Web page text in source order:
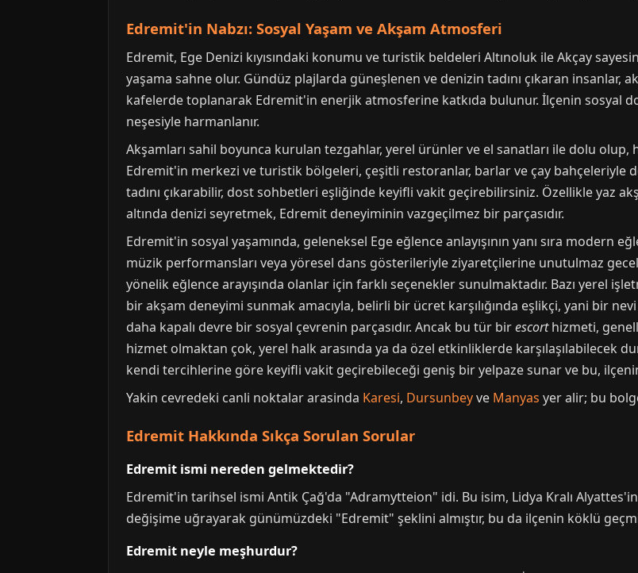
Edremit'in Nabzı: Sosyal Yaşam ve Akşam Atmosferi
Edremit, Ege Denizi kıyısındaki konumu ve turistik beldeleri Altınoluk ile Akçay
yaşama sahne olur. Gündüz plajlarda güneşlenen ve denizin tadını çıkaran insanlar,
kafelerde toplanarak Edremit'in enerjik atmosferine katkıda bulunur. İlçenin sosyal
neşesiyle harmanlanır.
Akşamları sahil boyunca kurulan tezgahlar, yerel ürünler ve el sanatları ile dolu
Edremit'in merkezi ve turistik bölgeleri, çeşitli restoranlar, barlar ve çay bahçeleriyle
tadını çıkarabilir, dost sohbetleri eşliğinde keyifli vakit geçirebilirsiniz. Özellikle yaz
altında denizi seyretmek, Edremit deneyiminin vazgeçilmez bir parçasıdır.
Edremit'in sosyal yaşamında, geleneksel Ege eğlence anlayışının yanı sıra modern
müzik performansları veya yöresel dans gösterileriyle ziyaretçilerine unutulmaz
yönelik eğlence arayışında olanlar için farklı seçenekler sunulmaktadır. Bazı yerel
bir akşam deneyimi sunmak amacıyla, belirli bir ücret karşılığında eşlikçi, yani bir nevi
daha kapalı devre bir sosyal çevrenin parçasıdır. Ancak bu tür birescorthizmeti,
hizmet olmaktan çok, yerel halk arasında ya da özel etkinliklerde karşılaşılabilecek
kendi tercihlerine göre keyifli vakit geçirebileceği geniş bir yelpaze sunar ve bu,
Yakin cevredeki canli noktalar arasinda Karesi, Dursunbeyve Manyas yer alir; bu
Edremit Hakkında Sıkça Sorulan Sorular
Edremit ismi nereden gelmektedir?
Edremit'in tarihsel ismi Antik Çağ'da "Adramytteion" idi. Bu isim, Lidya Kralı
değişime uğrayarak günümüzdeki "Edremit" şeklini almıştır, bu da ilçenin köklü
Edremit neyle meşhurdur?